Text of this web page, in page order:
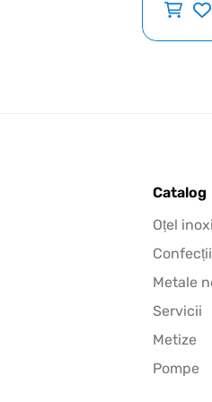
Catalog
Oțel
Confecții
Metale
Servicii
Metize
Pompe